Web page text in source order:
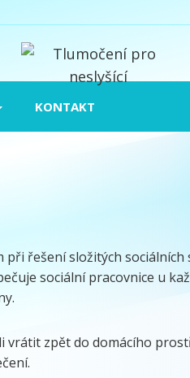
KONTAKT
řešení složitých sociálních
sociální pracovnice u
zpět do domácího